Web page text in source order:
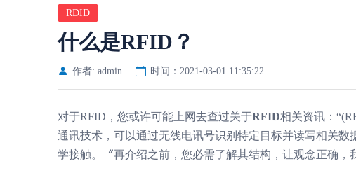
RDID
什么是RFID？
作者: admin 时间：2021-03-01 11:35:22
对于RFID，您或许可能上网去查过关于RFID相关资讯：
通讯技术，可以通过无线电讯号识别特定目标并读写相关
学接触。〞再介绍之前，您必需了解其结构，让观念正确，